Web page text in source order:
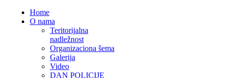
Home
O nama
Teritorijalna
nadležnost
Organizaciona šema
Galerija
Video
DAN POLICIJE